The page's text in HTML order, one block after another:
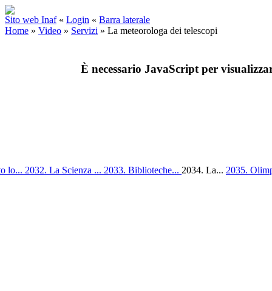
Sito web Inaf « Login « Barra laterale
Home » Video » Servizi » La meteorologa dei telescopi
È necessario JavaScript per
lo... 2032. La Scienza ... 2033. Biblioteche... 2034. La... 2035.